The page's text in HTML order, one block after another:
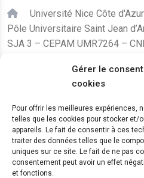
Gérer le
cookies
Pour offrir les meilleures expériences,
telles que les cookies pour stocker et/
appareils. Le fait de consentir à ces
traiter des données telles que le
uniques sur ce site. Le fait de ne pas
consentement peut avoir un effet
et fonctions.
Université Nice Côte d'Azur
Pôle Universitaire Saint Jean
SJA 3 – CEPAM UMR7264 –
+33 (0)4 89 15 24 08
LE CEPAM EST